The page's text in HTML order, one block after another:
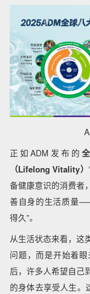
正如ADM发布的
（Lifelong Vitality）
备健康意识的消费者
善自身的生活质量
得久”。
从生活状态来看，这
问题，而是开始着
后，许多人希望自己
的身体去享受人生。